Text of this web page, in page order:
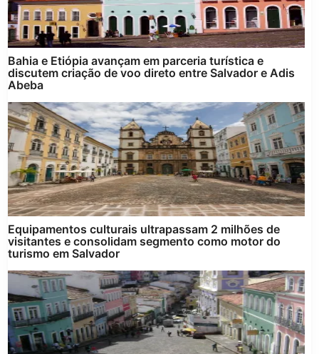
Bahia e Etiópia avançam em parceria turística e
discutem criação de voo direto entre Salvador e Adis
Abeba
Equipamentos culturais ultrapassam 2 milhões de
visitantes e consolidam segmento como motor do
turismo em Salvador